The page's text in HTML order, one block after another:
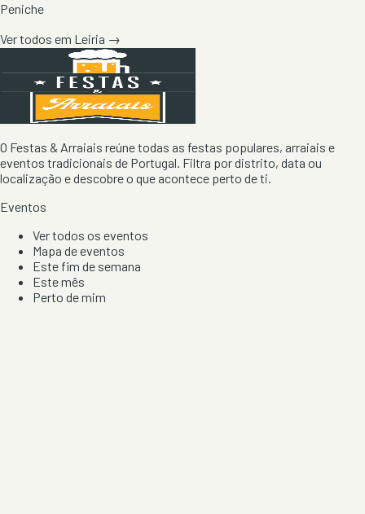
Peniche
Ver todos em Leiria →
O Festas & Arraiais reúne todas as festas populares, arraiais e
eventos tradicionais de Portugal. Filtra por distrito, data ou
localização e descobre o que acontece perto de ti.
Eventos
Ver todos os eventos
Mapa de eventos
Este fim de semana
Este mês
Perto de mim